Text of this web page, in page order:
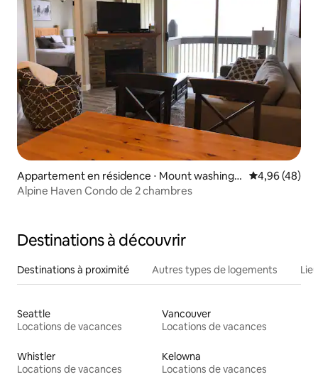
Appartement en résidence ⋅ Mount washingt
on
Évaluation
4,96 (48)
Alpine Haven Condo de 2 chambres
Destinations à découvrir
Destinations à proximité Autres types de logements
Seattle
Locations de vacances
Vancouver
Locations de vacances
Whistler
Locations de vacances
Kelowna
Locations de vacances